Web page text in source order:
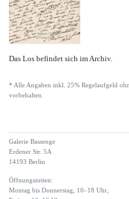
Das Los befindet sich im Archiv.
* Alle Angaben inkl. 25% Regelaufgeld
vorbehalten.
Galerie Bassenge
Erdener Str. 5A
14193 Berlin
Öffnungszeiten:
Montag bis Donnerstag, 10–18 Uhr,